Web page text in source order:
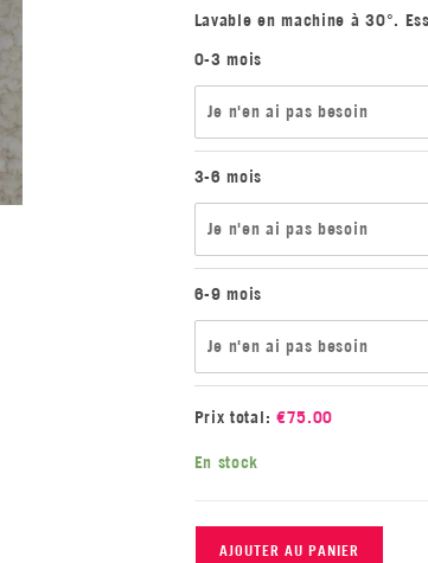
Lavable en machine à 30°.
0-3 mois
Je n'en ai pas besoin
3-6 mois
Je n'en ai pas besoin
6-9 mois
Je n'en ai pas besoin
Prix total: €75.00
En stock
AJOUTER AU PANIER